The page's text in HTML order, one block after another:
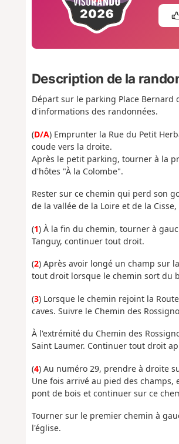
Description de la
Départ sur le parking Place Bernard
d'informations des randonnées.
(D/A) Emprunter la Rue du Petit
coude vers la droite.
Après le petit parking, tourner à la
d'hôtes "À la Colombe".
Rester sur ce chemin qui perd son
de la vallée de la Loire et de la
(1) À la fin du chemin, tourner à
Tanguy, continuer tout droit.
(2) Après avoir longé un champ sur
tout droit lorsque le chemin sort du
(3) Lorsque le chemin rejoint la
caves. Suivre le Chemin des
À l'extrémité du Chemin des
Saint Laumer. Continuer tout droit
(4) Au numéro 29, prendre à droite
Une fois arrivé au pied des
pont de bois et continuer sur ce
Tourner sur le premier chemin à
l'église.